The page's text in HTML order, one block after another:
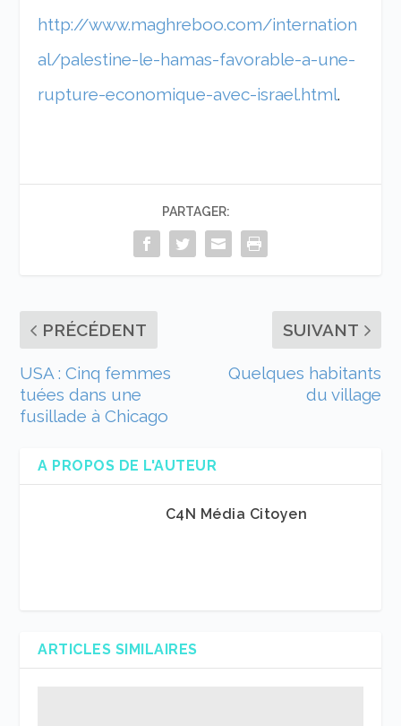
http://www.maghreboo.com/internation
al/palestine-le-hamas-favorable-a-une-
rupture-economique-avec-israel.html.
PARTAGER:
PRÉCÉDENT
USA : Cinq femmes
tuées dans une
fusillade à Chicago
SUIVANT
Quelques habitants
du village
A PROPOS DE L'AUTEUR
C4N Média Citoyen
ARTICLES SIMILAIRES